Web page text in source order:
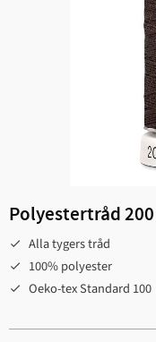
Polyestertråd
Alla tygers tråd
100% polyester
Oeko-tex Standard 100